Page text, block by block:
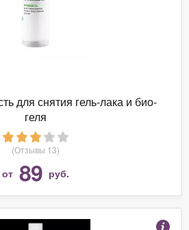
для снятия гель-лака и био-
геля
(Отзывы 13)
от 89 руб.